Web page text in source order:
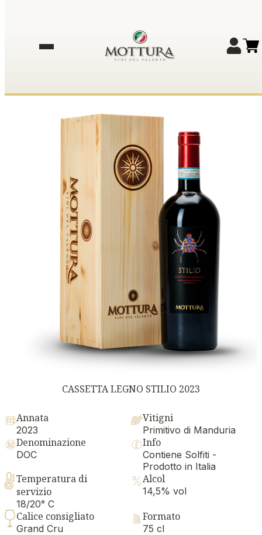
CASSETTA LEGNO STILIO 2023
Annata
2023
Vitigni
Primitivo di Manduria
Denominazione
DOC
Info
Contiene Solfiti -
Prodotto in Italia
Temperatura di
servizio
18/20° C
Alcol
14,5% vol
Calice consigliato
Grand Cru
Formato
75 cl